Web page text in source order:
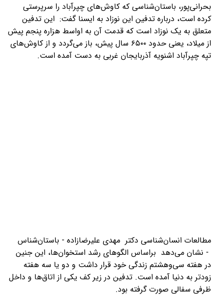
بحرانی‌پور، باستان‌شناسی که کاوش‌های چپرآباد را سرپرستی
کرده است، درباره تدفین این نوزاد به ایسنا گفت: این تدفین
متعلق به یک نوزاد است که قدمت آن به اواسط هزاره پنجم پیش
از میلاد، یعنی حدود ۶۵۰۰ سال پیش، باز می‌گردد و از کاوش‌های
تپه چپرآباد اشنویه آذربایجان غربی به دست آمده است.
مطالعات انسان‌شناسی دکتر مهدی علیرضازاده - باستان‌شناس
- نشان می‌دهد براساس الگوهای رشد استخوان‌ها، این جنین
در هفته سی‌وهشتم زندگی خود قرار داشت و دو یا سه هفته
زودتر به دنیا آمده است. تدفین در زیر کف یکی از اتاق‌ها و داخل
ظرفی سفالی صورت گرفته بود.